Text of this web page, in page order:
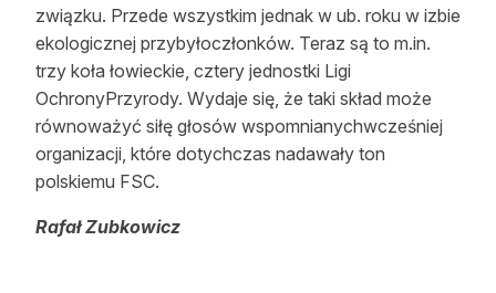
związku. Przede wszystkim jednak w ub. roku w izbie
ekologicznej przybyłoczłonków. Teraz są to m.in.
trzy koła łowieckie, cztery jednostki Ligi
OchronyPrzyrody. Wydaje się, że taki skład może
równoważyć siłę głosów wspomnianychwcześniej
organizacji, które dotychczas nadawały ton
polskiemu FSC.
Rafał Zubkowicz